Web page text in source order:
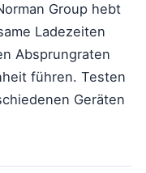
Group hebt
Ladezeiten
Absprungraten
führen. Testen
Geräten